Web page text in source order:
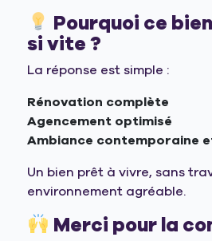
Pourquoi ce
si vite ?
La réponse est simple :
Rénovation complète
Agencement optimisé
Ambiance contemporaine
Un bien prêt à vivre, sans
environnement agréable.
Merci pour la